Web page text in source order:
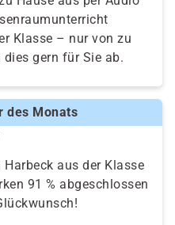
Klasse – nur von zu
dies gern für Sie ab.
des Monats
aus der Klasse
91 % abgeschlossen